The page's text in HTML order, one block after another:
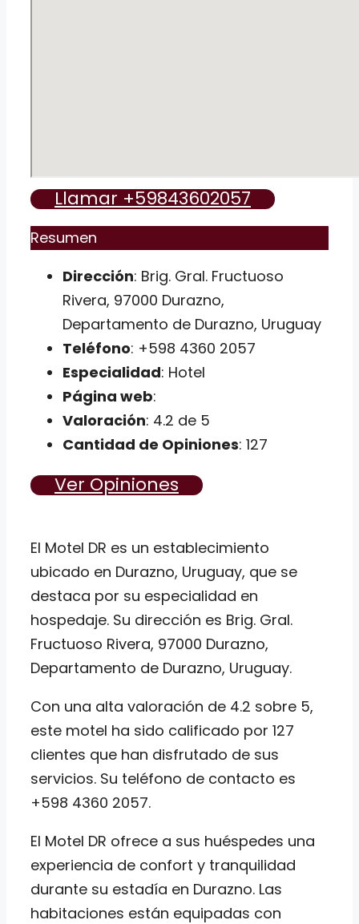
Llamar +59843602057
Resumen
Dirección: Brig. Gral. Fructuoso
Rivera, 97000 Durazno,
Departamento de Durazno, Uruguay
Teléfono: +598 4360 2057
Especialidad: Hotel
Página web:
Valoración: 4.2 de 5
Cantidad de Opiniones: 127
Ver Opiniones
El Motel DR es un establecimiento
ubicado en Durazno, Uruguay, que se
destaca por su especialidad en
hospedaje. Su dirección es Brig. Gral.
Fructuoso Rivera, 97000 Durazno,
Departamento de Durazno, Uruguay.
Con una alta valoración de 4.2 sobre 5,
este motel ha sido calificado por 127
clientes que han disfrutado de sus
servicios. Su teléfono de contacto es
+598 4360 2057.
El Motel DR ofrece a sus huéspedes una
experiencia de confort y tranquilidad
durante su estadía en Durazno. Las
habitaciones están equipadas con